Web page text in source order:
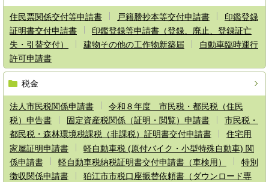
住民票関係交付等申請書 戸籍謄抄本等交付申請書
印鑑登録
証明書交付申請書
印鑑登録等申請書（登録、廃止、登録証亡
失・引替交付）
建物その他の工作物新築届
自動車臨時運行
許可申請書
税金
法人市民税関係申請書
令和８年度 市民税・都民税（住民
税）申告書
固定資産税関係（証明・閲覧）申請書
市民税・
都民税・森林環境税課税（非課税）証明書交付申請書
住宅用
家屋証明申請書
軽自動車税 (原付バイク・小型特殊自動車) 関
係申請書
軽自動車税納税証明書交付申請書（車検用）
特別
徴収関係申請書
狛江市市税口座振替依頼書（ダウンロード専